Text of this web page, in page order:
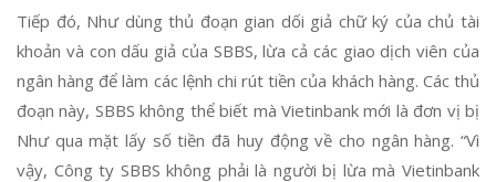
Tiếp đó, Như dùng thủ đoạn gian dối giả chữ ký của chủ tài
khoản và con dấu giả của SBBS, lừa cả các giao dịch viên của
ngân hàng để làm các lệnh chi rút tiền của khách hàng. Các thủ
đoạn này, SBBS không thể biết mà Vietinbank mới là đơn vị bị
Như qua mặt lấy số tiền đã huy động về cho ngân hàng. “Vì
vậy, Công ty SBBS không phải là người bị lừa mà Vietinbank